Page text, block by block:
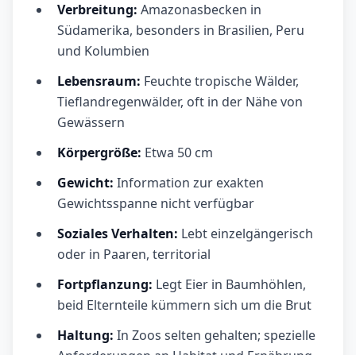
Verbreitung: Amazonasbecken in
Südamerika, besonders in Brasilien, Peru
und Kolumbien
Lebensraum: Feuchte tropische Wälder,
Tieflandregenwälder, oft in der Nähe von
Gewässern
Körpergröße: Etwa 50 cm
Gewicht: Information zur exakten
Gewichtsspanne nicht verfügbar
Soziales Verhalten: Lebt einzelgängerisch
oder in Paaren, territorial
Fortpflanzung: Legt Eier in Baumhöhlen,
beid Elternteile kümmern sich um die Brut
Haltung: In Zoos selten gehalten; spezielle